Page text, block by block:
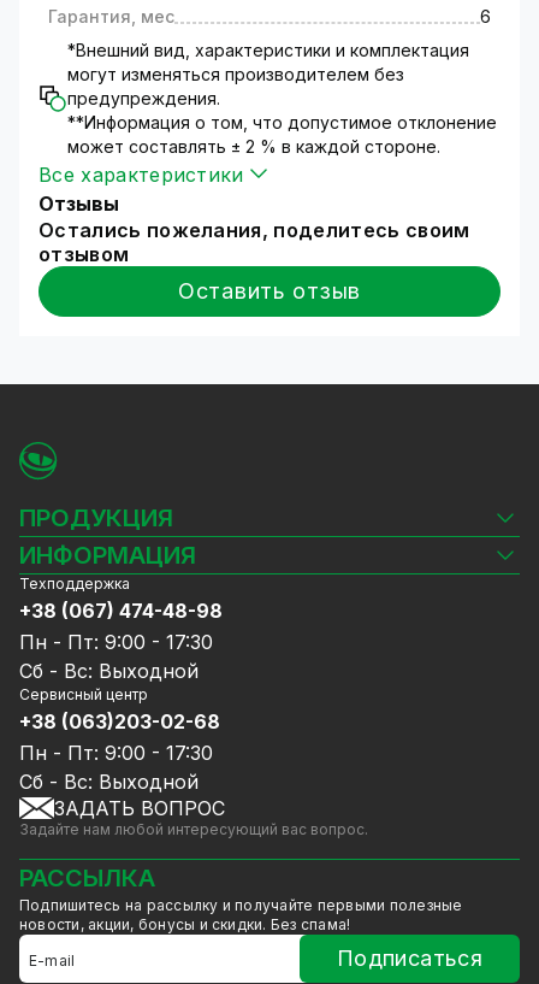
доступны краткая
инструкции по
установке оборудования. Но мы настоятельно
рекомендуем для установки нашего
оборудования обратиться к специалистам.
Технические характеристики
Камера видеонаблюдения работает на
основе матрицы 1/2.9 CMOS Sony;
Процессор - HI3516D;
Разрешение изображения (3096x2202);
Объектив фиксированный с фокусом 1.05 мм;
Светочувствительность камеры - 0.005 Lux;
Модель оборудована встроенной
Управляется с мобильных устройств при
Тип корпуса - купольный.
Доставка товара осуществляется по всей
территории Украины в срок от 1 до 5 рабочих
дней. Гарантия 12 мес.
Возврат и обмен товара производится в
соответствии с Законом Украины "О защите
прав потребителя".
Гарантия, мес
6
*Внешний вид, характеристики и комплектация
могут изменяться производителем без
предупреждения.
**Информация о том, что допустимое отклонение
может составлять ± 2 % в каждой стороне.
Все характеристики
Отзывы
Остались пожелания, поделитесь своим
отзывом
Оставить отзыв
ПРОДУКЦИЯ
Камеры видеонаблюдения
Видеорегистраторы
Комплекты видеонаблюдения
СКУД
Источники питания
Сетевое оборудование
Ноутбуки и компьютеры
Аксессуары
Акции
Уцененный товар
GreenVision скидки
Мерч от GreenVision
Товары для дома
Товары снятые с производства
ИНФОРМАЦИЯ
Блог
Доставка и оплата
Гарантия и Сервисное обслуживание
Политика конфиденциальности
Договор публичной оферты
Сотрудничество
Услуги
Калькулятор расчёта объёма HDD
Техподдержка
+38 (067) 474-48-98
Пн - Пт: 9:00 - 17:30
Сб - Вс: Выходной
Сервисный центр
+38 (063)203-02-68
Пн - Пт: 9:00 - 17:30
Сб - Вс: Выходной
ЗАДАТЬ ВОПРОС
Задайте нам любой интересующий вас вопрос.
РАССЫЛКА
Подпишитесь на рассылку и получайте первыми полезные
новости, акции, бонусы и скидки. Без спама!
Подписаться